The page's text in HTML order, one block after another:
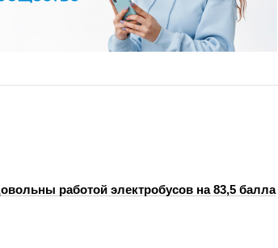
работой электробусов на 83,5 балла